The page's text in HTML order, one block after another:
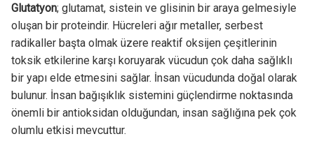
Glutatyon; glutamat, sistein ve glisinin bir araya gelmesiyle
oluşan bir proteindir. Hücreleri ağır metaller, serbest
radikaller başta olmak üzere reaktif oksijen çeşitlerinin
toksik etkilerine karşı koruyarak vücudun çok daha sağlıklı
bir yapı elde etmesini sağlar. İnsan vücudunda doğal olarak
bulunur. İnsan bağışıklık sistemini güçlendirme noktasında
önemli bir antioksidan olduğundan, insan sağlığına pek çok
olumlu etkisi mevcuttur.